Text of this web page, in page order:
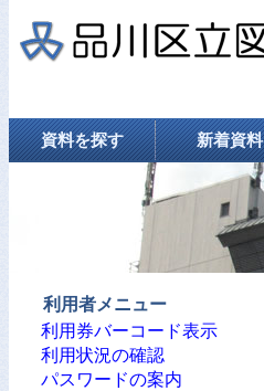
資料を探す 新着資料
利用者メニュー
利用券バーコード表示
利用状況の確認
パスワードの案内